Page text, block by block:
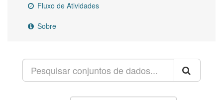
Fluxo de Atividades
Sobre